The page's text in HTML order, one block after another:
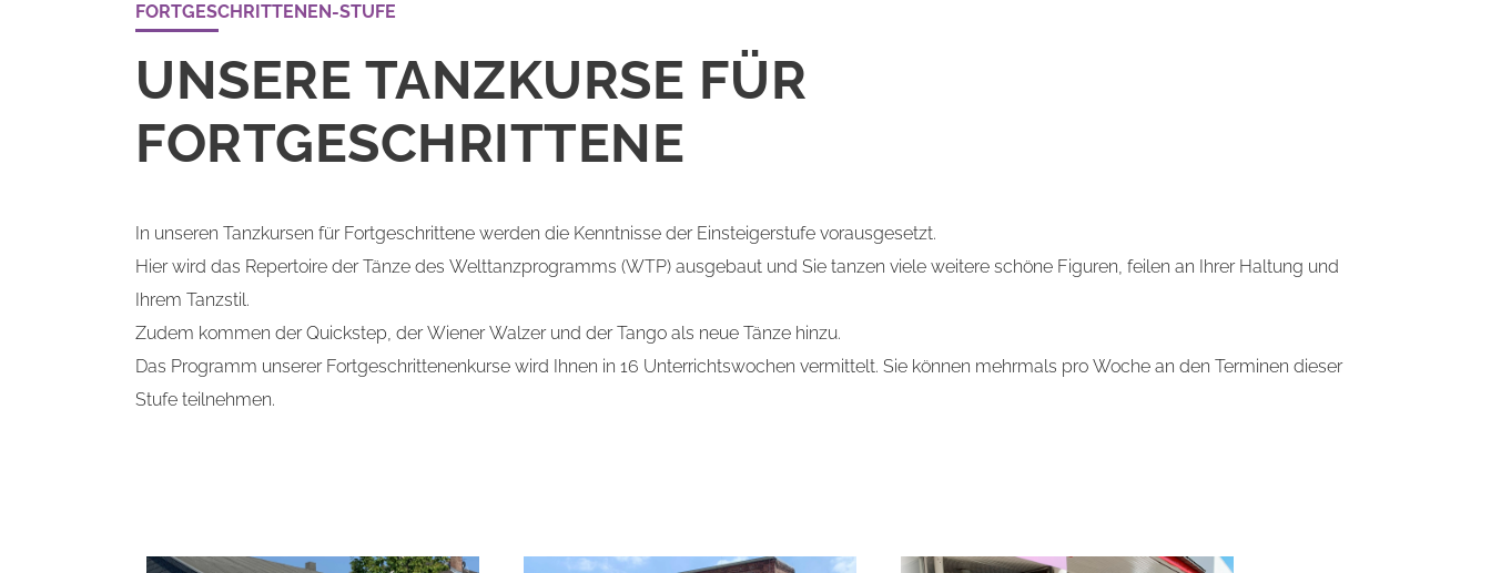
FORTGESCHRITTENEN-STUFE
UNSERE TANZKURSE FÜR
FORTGESCHRITTENE
In unseren Tanzkursen für Fortgeschrittene werden die Kenntnisse der Einsteigerstufe vorausgesetzt.
Hier wird das Repertoire der Tänze des Welttanzprogramms (WTP) ausgebaut und Sie tanzen viele weitere schöne Figuren, feilen an Ihrer Haltung und
Ihrem Tanzstil.
Zudem kommen der Quickstep, der Wiener Walzer und der Tango als neue Tänze hinzu.
Das Programm unserer Fortgeschrittenenkurse wird Ihnen in 16 Unterrichtswochen vermittelt. Sie können mehrmals pro Woche an den Terminen dieser
Stufe teilnehmen.